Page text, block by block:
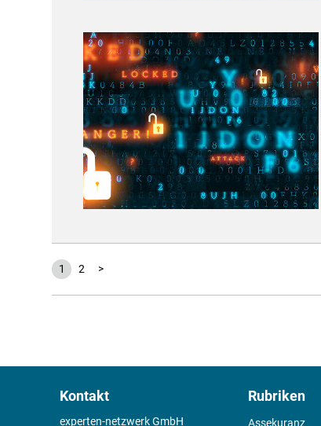
1 2 >
Kontakt
experten-netzwerk GmbH
Rubriken
Assekuranz